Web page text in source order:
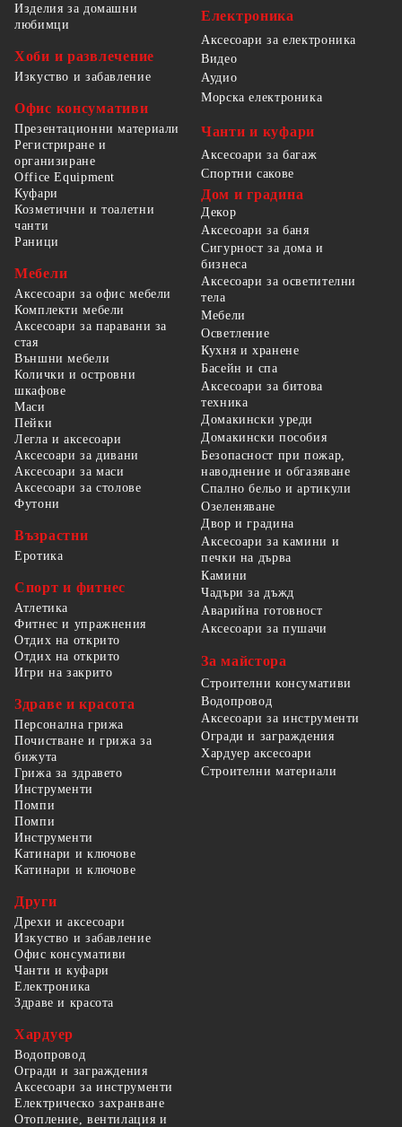
Изделия за домашни
любимци
Хоби и развлечение
Изкуство и забавление
Офис консумативи
Презентационни материали
Регистриране и
организиране
Office Equipment
Електроника
Аксесоари за електроника
Видео
Аудио
Морска електроника
Чанти и куфари
Аксесоари за багаж
Спортни сакове
Куфари
Козметични и тоалетни
чанти
Раници
Мебели
Аксесоари за офис мебели
Комплекти мебели
Аксесоари за паравани за
стая
Външни мебели
Колички и островни
шкафове
Маси
Пейки
Легла и аксесоари
Аксесоари за дивани
Аксесоари за маси
Аксесоари за столове
Футони
Възрастни
Еротика
Спорт и фитнес
Атлетика
Фитнес и упражнения
Отдих на открито
Отдих на открито
Игри на закрито
Здраве и красота
Персонална грижа
Почистване и грижа за
бижута
Грижа за здравето
Дом и градина
Декор
Аксесоари за баня
Сигурност за дома и
бизнеса
Аксесоари за осветителни
тела
Мебели
Осветление
Кухня и хранене
Басейн и спа
Аксесоари за битова
техника
Домакински уреди
Домакински пособия
Безопасност при пожар,
наводнение и обгазяване
Спално бельо и артикули
Озеленяване
Двор и градина
Аксесоари за камини и
печки на дърва
Камини
Чадъри за дъжд
Аварийна готовност
Аксесоари за пушачи
За майстора
Строителни консумативи
Водопровод
Аксесоари за инструменти
Огради и заграждения
Хардуер аксесоари
Строителни материали
Инструменти
Помпи
Помпи
Инструменти
Катинари и ключове
Катинари и ключове
Други
Дрехи и аксесоари
Изкуство и забавление
Офис консумативи
Чанти и куфари
Електроника
Здраве и красота
Хардуер
Водопровод
Огради и заграждения
Аксесоари за инструменти
Електрическо захранване
Отопление, вентилация и